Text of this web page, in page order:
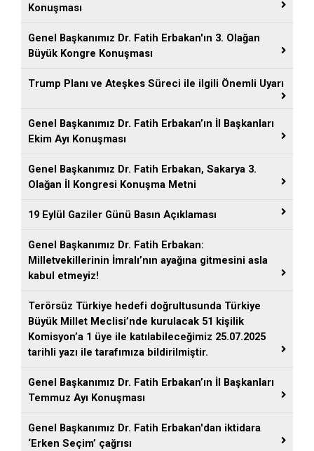
Konuşması
Genel Başkanımız Dr. Fatih Erbakan'ın 3. Olağan
Büyük Kongre Konuşması
Trump Planı ve Ateşkes Süreci ile ilgili Önemli Uyarı
Genel Başkanımız Dr. Fatih Erbakan’ın İl Başkanları
Ekim Ayı Konuşması
Genel Başkanımız Dr. Fatih Erbakan, Sakarya 3.
Olağan İl Kongresi Konuşma Metni
19 Eylül Gaziler Günü Basın Açıklaması
Genel Başkanımız Dr. Fatih Erbakan:
Milletvekillerinin İmralı’nın ayağına gitmesini asla
kabul etmeyiz!
Terörsüz Türkiye hedefi doğrultusunda Türkiye
Büyük Millet Meclisi’nde kurulacak 51 kişilik
Komisyon’a 1 üye ile katılabileceğimiz 25.07.2025
tarihli yazı ile tarafımıza bildirilmiştir.
Genel Başkanımız Dr. Fatih Erbakan’ın İl Başkanları
Temmuz Ayı Konuşması
Genel Başkanımız Dr. Fatih Erbakan'dan iktidara
‘Erken Seçim’ çağrısı